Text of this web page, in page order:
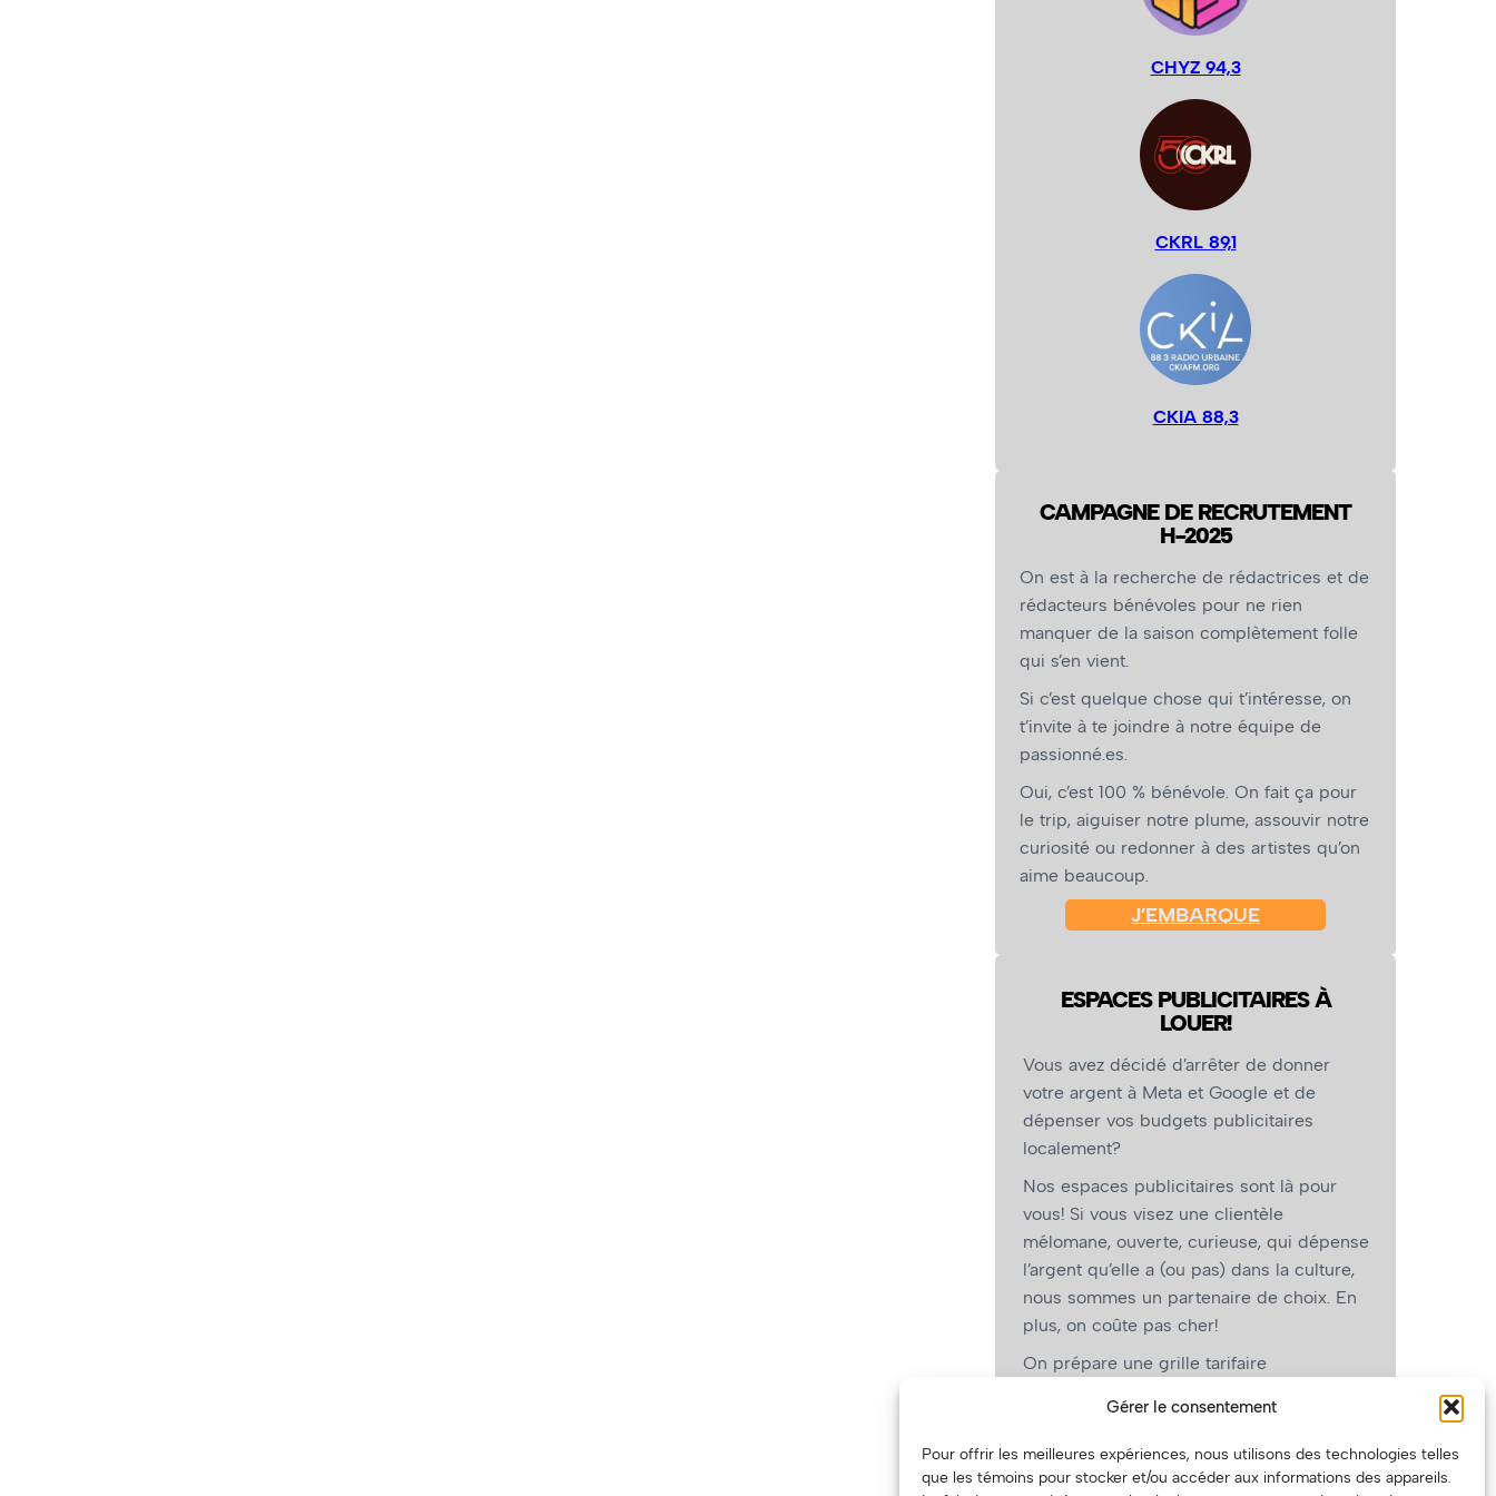
Gérer le consentement
Pour offrir les meilleures expériences, nous utilisons des technologies telles
que les témoins pour stocker et/ou accéder aux informations des appareils.
CHYZ 94,3
CKRL 89,1
CKIA 88,3
CAMPAGNE DE RECRUTEMENT
H-2025
On est à la recherche de rédactrices et de
rédacteurs bénévoles pour ne rien
manquer de la saison complètement folle
qui s’en vient.
Si c’est quelque chose qui t’intéresse, on
t’invite à te joindre à notre équipe de
passionné.es.
Oui, c’est 100 % bénévole. On fait ça pour
le trip, aiguiser notre plume, assouvir notre
curiosité ou redonner à des artistes qu’on
aime beaucoup.
J’EMBARQUE
ESPACES PUBLICITAIRES À
LOUER!
Vous avez décidé d’arrêter de donner
votre argent à Meta et Google et de
dépenser vos budgets publicitaires
localement?
Nos espaces publicitaires sont là pour
vous! Si vous visez une clientèle
mélomane, ouverte, curieuse, qui dépense
l’argent qu’elle a (ou pas) dans la culture,
nous sommes un partenaire de choix. En
plus, on coûte pas cher!
On prépare une grille tarifaire
vous, les artistes!)